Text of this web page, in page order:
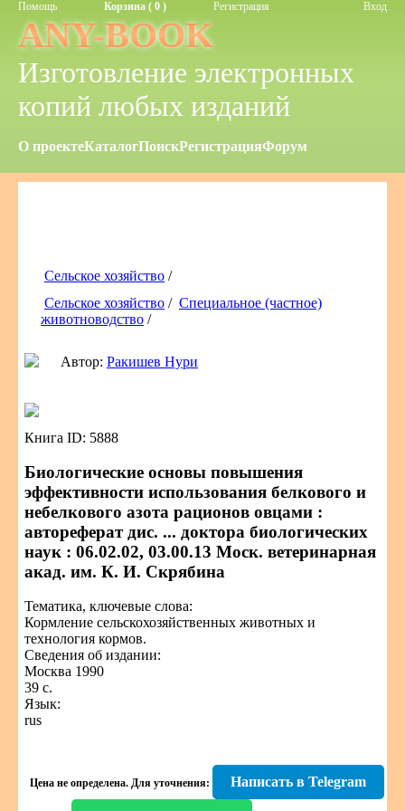
Помощь Корзина ( 0 ) Регистрация Вход
ANY-BOOK
Изготовление электронных
копий любых изданий
О проектеКаталогПоискРегистрацияФорум
Сельское хозяйство /
Сельское хозяйство / Специальное (частное)
животноводство /
Автор: Ракишев Нури
Книга ID: 5888
Биологические основы повышения
эффективности использования белкового и
небелкового азота рационов овцами :
автореферат дис. ... доктора биологических
наук : 06.02.02, 03.00.13 Моск. ветеринарная
акад. им. К. И. Скрябина
Тематика, ключевые слова:
Кормление сельскохозяйственных животных и
технология кормов.
Сведения об издании:
Москва 1990
39 с.
Язык:
rus
Цена не определена. Для уточнения: Написать в Telegram